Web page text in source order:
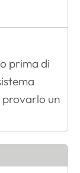
prima di
un